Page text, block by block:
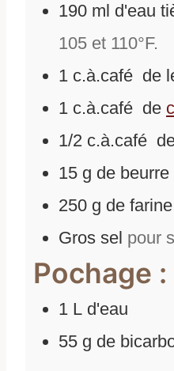
190 ml d'eau
105 et 110°F.
1 c.à.café de
1 c.à.café de
1/2 c.à.café
15 g de beurre
250 g de farine
Gros sel pour
Pochage :
1 L d'eau
55 g de